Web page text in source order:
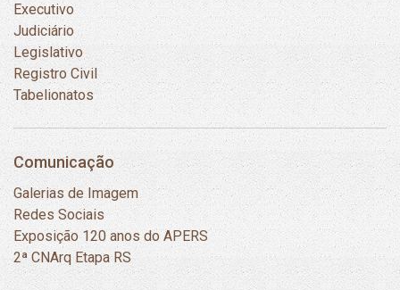
Executivo
Judiciário
Legislativo
Registro Civil
Tabelionatos
Comunicação
Galerias de Imagem
Redes Sociais
Exposição 120 anos do APERS
2ª CNArq Etapa RS